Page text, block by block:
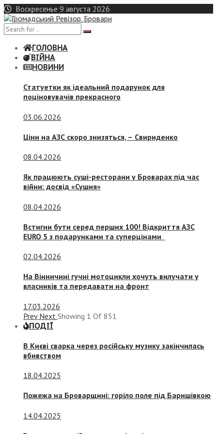
Skip
to
content
Воскресенье 9 августа 2026
ГОЛОВНА
ВІЙНА
НОВИНИ
Статуетки як ідеальний подарунок для
поціновувачів прекрасного
03.06.2026
Ціни на АЗС скоро знизяться, – Свириденко
08.04.2026
Як працюють суші-ресторани у Броварах під час
війни: досвід «Сушия»
08.04.2026
Встигни бути серед перших 100! Відкриття АЗС
EURO 5 з подарунками та суперцінами
02.04.2026
На Вінничині гучні мотоцикли хочуть вилучати у
власників та передавати на фронт
17.03.2026
Prev Next Showing 1 Of 851
ПОДІЇ
В Києві сварка через російську музику закінчилась
вбивством
18.04.2025
Пожежа на Броварщині: горіло поле під Баришівкою
14.04.2025